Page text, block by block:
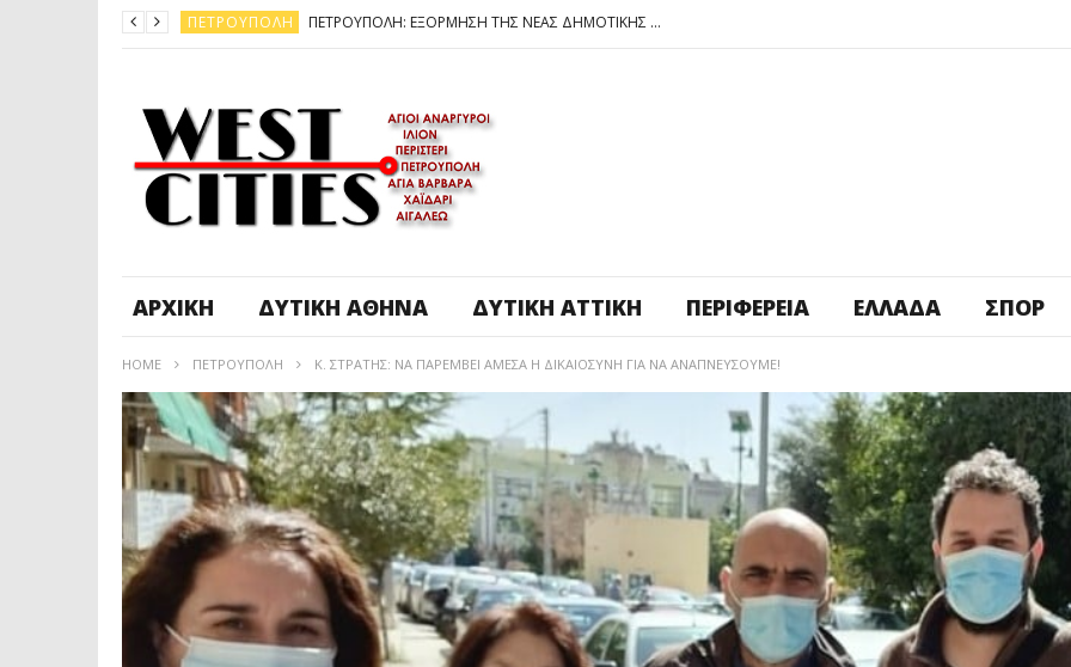
ΠΕΤΡΟΎΠΟΛΗ ΠΕΤΡΟΥΠΟΛΗ: ΕΞΟΡΜΗΣΗ ΤΗΣ ΝΕΑΣ ΔΗΜΟΤΙΚΗΣ ΑΡΧΗΣ ΣΤΑ ΣΧΟΛΕΙΑ
ΠΕΤΡΟΎΠΟΛΗ
ΠΕΤΡΟΎΠΟΛΗ
ΔΥΤΙΚΉ ΑΤΤΙΚΉ ΚΑΙΡΟΣ: ΕΡΧΟΝΤΑΙ ΧΙΟΝΙΑ
ΠΕΤΡΟΎΠΟΛΗ
ΑΡΧΙΚΉ ΔΥΤΙΚΉ ΑΘΉΝΑ ΔΥΤΙΚΉ ΑΤΤΙΚΉ ΠΕΡΙΦΈΡΕΙΑ ΕΛΛΆΔΑ ΣΠΟΡ
HOME ΠΕΤΡΟΎΠΟΛΗ Κ. ΣΤΡΑΤΗΣ: ΝΑ ΠΑΡΕΜΒΕΙ ΑΜΕΣΑ Η ΔΙΚΑΙΟΣΥΝΗ ΓΙΑ ΝΑ ΑΝΑΠΝΕΥΣΟΥΜΕ!